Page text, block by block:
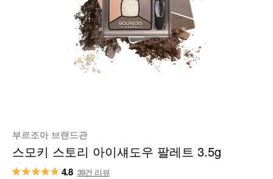
부르조아 브랜드관
스모키 스토리 아이섀도우 팔레트 3.5g
4.8 39건 리뷰